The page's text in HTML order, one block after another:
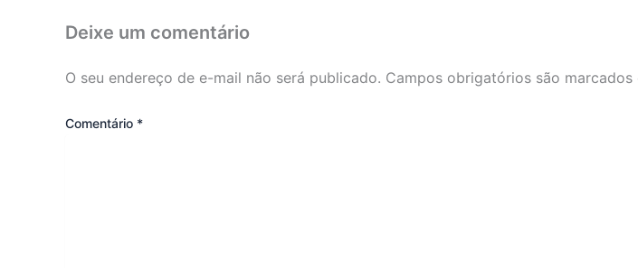
Deixe um comentário
O seu endereço de e-mail não será publicado. Campos obrigatórios são marcados
Comentário *